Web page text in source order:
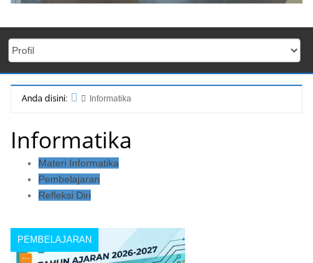
Anda disini:
Informatika
Informatika
Materi Informatika
Pembelajaran
Refleksi Diri
PEMBELAJARAN